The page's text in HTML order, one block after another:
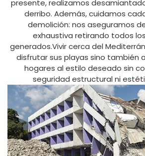
presente, realizamos
derribo. Además, cuidamos
demolición: nos aseguramos
exhaustiva retirando todos
generados.Vivir cerca del
disfrutar sus playas sino también
hogares al estilo deseado sin
seguridad estructural ni